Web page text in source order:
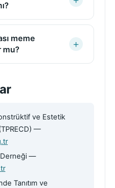
meme
mu?
ve Estetik
—
Derneği —
Tanıtım ve